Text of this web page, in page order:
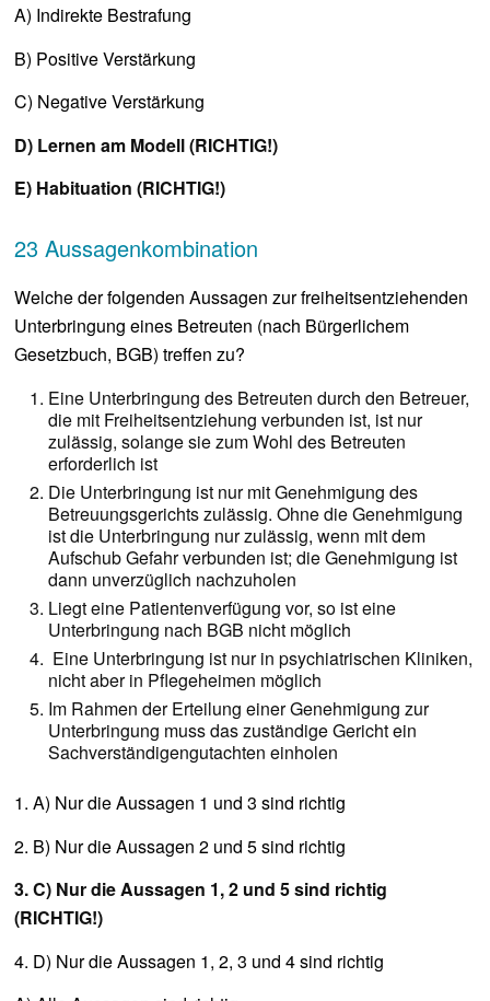
A) Indirekte Bestrafung
B) Positive Verstärkung
C) Negative Verstärkung
D) Lernen am Modell (RICHTIG!)
E) Habituation (RICHTIG!)
23 Aussagenkombination
Welche der folgenden Aussagen zur freiheitsentziehenden
Unterbringung eines Betreuten (nach Bürgerlichem
Gesetzbuch, BGB) treffen zu?
Eine Unterbringung des Betreuten durch den Betreuer,
die mit Freiheitsentziehung verbunden ist, ist nur
zulässig, solange sie zum Wohl des Betreuten
erforderlich ist
Die Unterbringung ist nur mit Genehmigung des
Betreuungsgerichts zulässig. Ohne die Genehmigung
ist die Unterbringung nur zulässig, wenn mit dem
Aufschub Gefahr verbunden ist; die Genehmigung ist
dann unverzüglich nachzuholen
Liegt eine Patientenverfügung vor, so ist eine
Unterbringung nach BGB nicht möglich
Eine Unterbringung ist nur in psychiatrischen Kliniken,
nicht aber in Pflegeheimen möglich
Im Rahmen der Erteilung einer Genehmigung zur
Unterbringung muss das zuständige Gericht ein
Sachverständigengutachten einholen
1. A) Nur die Aussagen 1 und 3 sind richtig
2. B) Nur die Aussagen 2 und 5 sind richtig
3. C) Nur die Aussagen 1, 2 und 5 sind richtig
(RICHTIG!)
4. D) Nur die Aussagen 1, 2, 3 und 4 sind richtig